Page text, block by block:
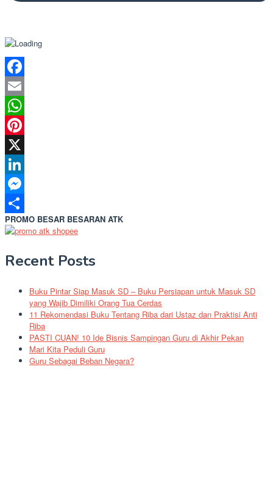
Facebook
Email
WhatsApp
Pinterest
X
LinkedIn
Messenger
Share
PROMO BESAR BESARAN ATK
Recent Posts
Buku Pintar Siap Masuk SD – Buku Persiapan untuk Masuk SD
yang Wajib Dimiliki Orang Tua Cerdas
11 Rekomendasi Buku Tentang Riba dari Ustaz dan Praktisi Anti
Riba
PASTI CUAN! 10 Ide Bisnis Sampingan Guru di Akhir Pekan
Mari Kita Peduli Guru
Guru Sebagai Beban Negara?